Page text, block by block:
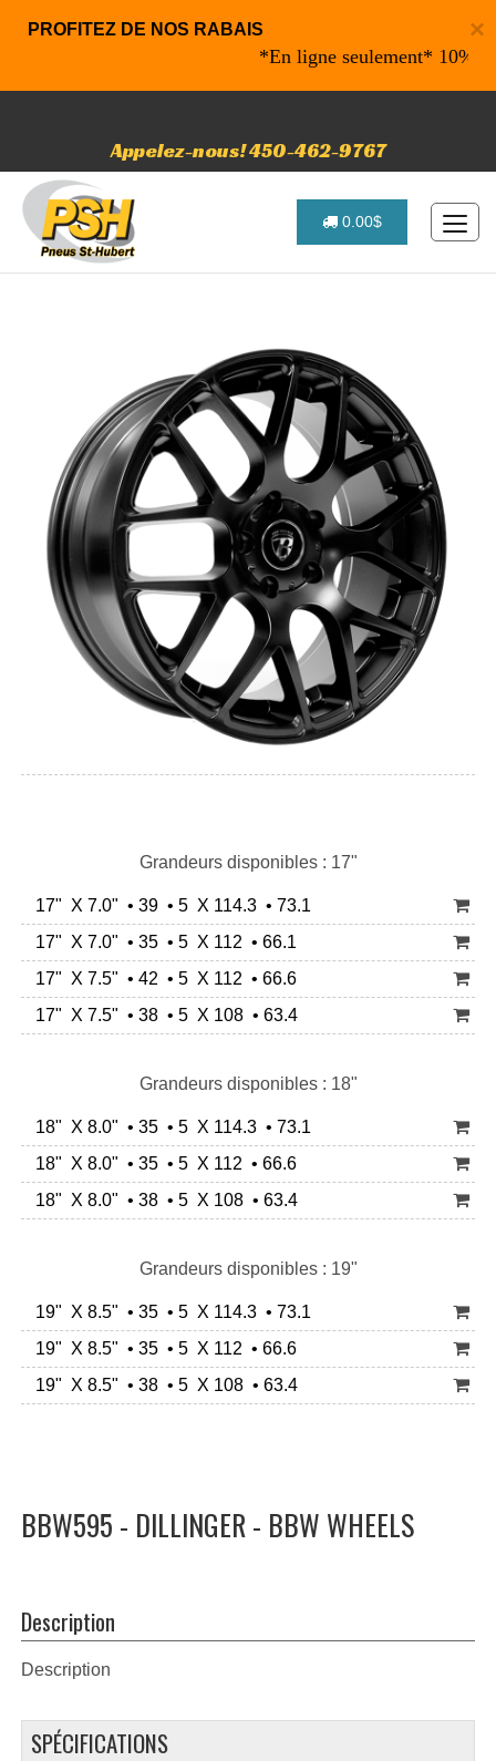
×
PROFITEZ DE NOS RABAIS
*En ligne seulement* 10% de
Appelez-nous! 450-462-9767
0.00$
Grandeurs disponibles : 17"
17" X 7.0" • 39 • 5 X 114.3 • 73.1
17" X 7.0" • 35 • 5 X 112 • 66.1
17" X 7.5" • 42 • 5 X 112 • 66.6
17" X 7.5" • 38 • 5 X 108 • 63.4
Grandeurs disponibles : 18"
18" X 8.0" • 35 • 5 X 114.3 • 73.1
18" X 8.0" • 35 • 5 X 112 • 66.6
18" X 8.0" • 38 • 5 X 108 • 63.4
Grandeurs disponibles : 19"
19" X 8.5" • 35 • 5 X 114.3 • 73.1
19" X 8.5" • 35 • 5 X 112 • 66.6
19" X 8.5" • 38 • 5 X 108 • 63.4
BBW595 - DILLINGER - BBW WHEELS
Description
Description
SPÉCIFICATIONS